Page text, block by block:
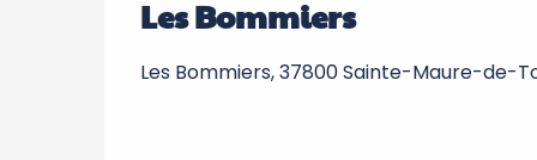
Les Bommiers
Les Bommiers, 37800 Sainte-Maure-de-